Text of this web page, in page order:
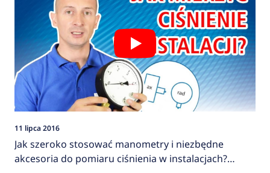
11 lipca 2016
Jak szeroko stosować manometry i niezbędne
akcesoria do pomiaru ciśnienia w instalacjach?